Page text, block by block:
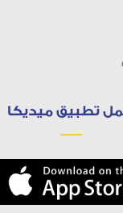
تطبيق ميديكا